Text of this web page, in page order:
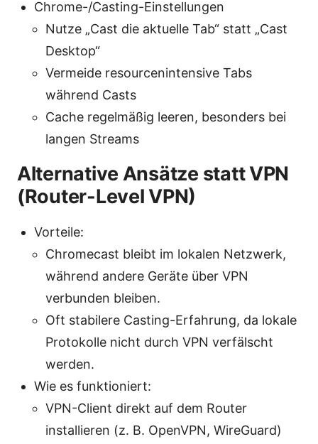
Chrome-/Casting-Einstellungen
Nutze „Cast die aktuelle Tab“ statt „Cast
Desktop“
Vermeide resourcenintensive Tabs
während Casts
Cache regelmäßig leeren, besonders bei
langen Streams
Alternative Ansätze statt VPN
(Router-Level VPN)
Vorteile:
Chromecast bleibt im lokalen Netzwerk,
während andere Geräte über VPN
verbunden bleiben.
Oft stabilere Casting-Erfahrung, da lokale
Protokolle nicht durch VPN verfälscht
werden.
Wie es funktioniert:
VPN-Client direkt auf dem Router
installieren (z. B. OpenVPN, WireGuard)